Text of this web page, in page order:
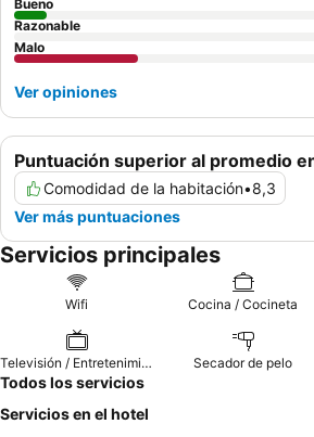
Puntuación superior al promedio
Comodidad de la habitación•8,3
Ver más puntuaciones
Bueno
Razonable
Malo
Ver opiniones
Servicios principales
Wifi Cocina / Cocineta
Televisión / Entretenimiento Secador de pelo
Todos los servicios
Servicios en el hotel